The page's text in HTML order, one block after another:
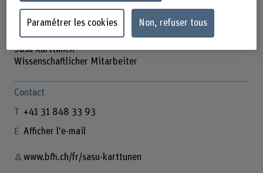
Sasu Karttunen
Wissenschaftlicher Mitarbeiter
Contact
+41 31 848 33 93
Afficher l'e-mail
www.bfh.ch/fr/sasu-karttunen
Paramétrer les cookies Non, refuser tous